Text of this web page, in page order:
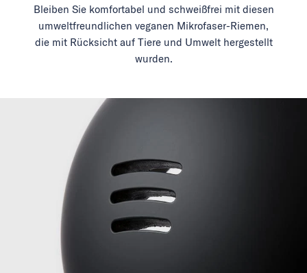
Bleiben Sie komfortabel und schweißfrei mit diesen
umweltfreundlichen veganen Mikrofaser-Riemen,
die mit Rücksicht auf Tiere und Umwelt hergestellt
wurden.